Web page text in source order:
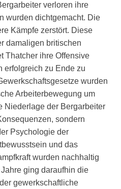
verloren ihre
wurden dichtgemacht. Die
Kämpfe zerstört. Diese
damaligen britischen
Thatcher ihre Offensive
erfolgreich zu Ende zu
wurden
Arbeiterbewegung um
Niederlage der Bergarbeiter
sondern
Psychologie der
und das
wurden nachhaltig
ging daraufhin die
gewerkschaftliche